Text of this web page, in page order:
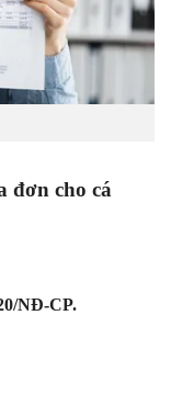
đơn cho cá
NĐ-CP.